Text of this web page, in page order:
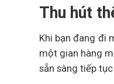
Thu hút
Khi bạn đang đi
một gian hàng
sẵn sàng tiếp